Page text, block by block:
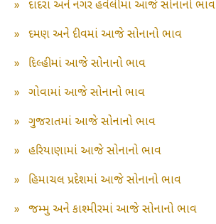
»
દાદરા અને નગર હવેલીમાં આજે સોનાનો ભાવ
»
દમણ અને દીવમાં આજે સોનાનો ભાવ
»
દિલ્હીમાં આજે સોનાનો ભાવ
»
ગોવામાં આજે સોનાનો ભાવ
»
ગુજરાતમાં આજે સોનાનો ભાવ
»
હરિયાણામાં આજે સોનાનો ભાવ
»
હિમાચલ પ્રદેશમાં આજે સોનાનો ભાવ
»
જમ્મુ અને કાશ્મીરમાં આજે સોનાનો ભાવ